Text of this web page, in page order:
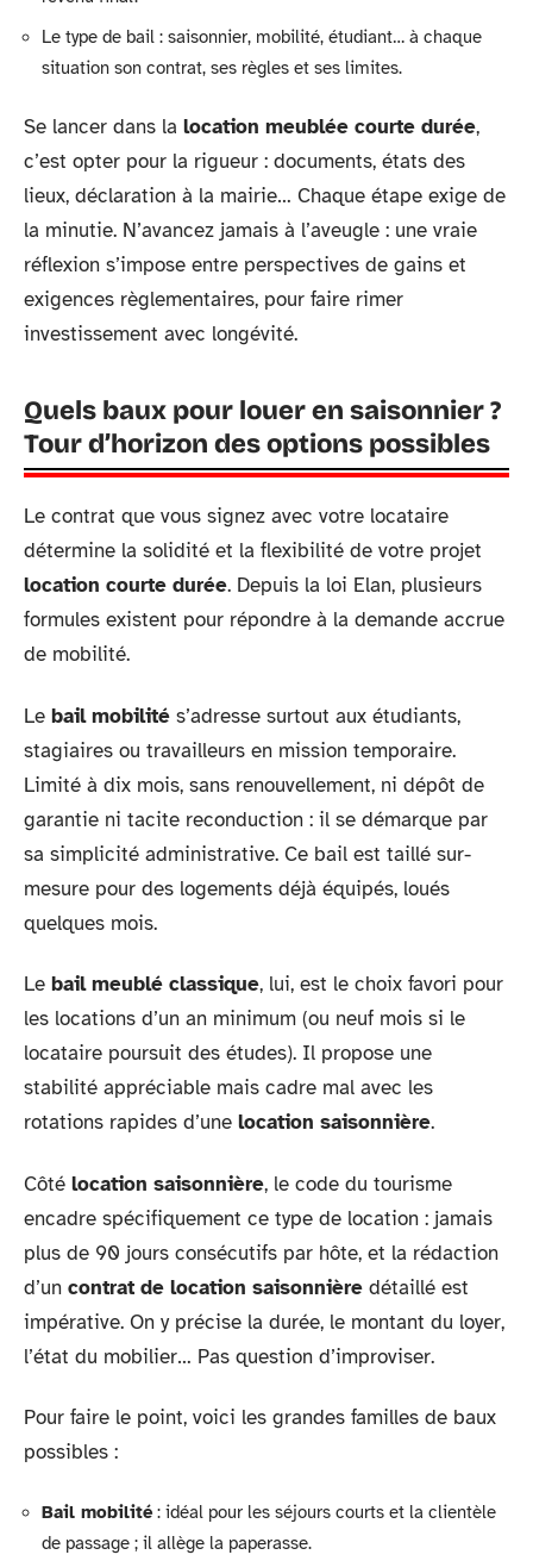
Le type de bail : saisonnier, mobilité, étudiant… à chaque
situation son contrat, ses règles et ses limites.
Se lancer dans la location meublée courte durée,
c’est opter pour la rigueur : documents, états des
lieux, déclaration à la mairie… Chaque étape exige de
la minutie. N’avancez jamais à l’aveugle : une vraie
réflexion s’impose entre perspectives de gains et
exigences règlementaires, pour faire rimer
investissement avec longévité.
Quels baux pour louer en saisonnier ?
Tour d’horizon des options possibles
Le contrat que vous signez avec votre locataire
détermine la solidité et la flexibilité de votre projet
location courte durée. Depuis la loi Elan, plusieurs
formules existent pour répondre à la demande accrue
de mobilité.
Le bail mobilité s’adresse surtout aux étudiants,
stagiaires ou travailleurs en mission temporaire.
Limité à dix mois, sans renouvellement, ni dépôt de
garantie ni tacite reconduction : il se démarque par
sa simplicité administrative. Ce bail est taillé sur-
mesure pour des logements déjà équipés, loués
quelques mois.
Le bail meublé classique, lui, est le choix favori pour
les locations d’un an minimum (ou neuf mois si le
locataire poursuit des études). Il propose une
stabilité appréciable mais cadre mal avec les
rotations rapides d’une location saisonnière.
Côté location saisonnière, le code du tourisme
encadre spécifiquement ce type de location : jamais
plus de 90 jours consécutifs par hôte, et la rédaction
d’un contrat de location saisonnière détaillé est
impérative. On y précise la durée, le montant du loyer,
l’état du mobilier… Pas question d’improviser.
Pour faire le point, voici les grandes familles de baux
possibles :
Bail mobilité: idéal pour les séjours courts et la clientèle
de passage ; il allège la paperasse.